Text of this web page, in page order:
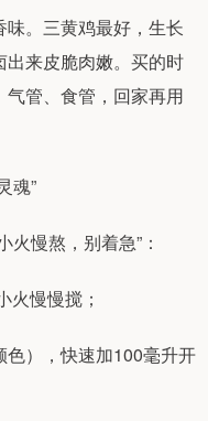
。三黄鸡最好，生长
来皮脆肉嫩。买的时
管、食管，回家再用
魂”
慢熬，别着急”：
慢慢搅；
），快速加100毫升开